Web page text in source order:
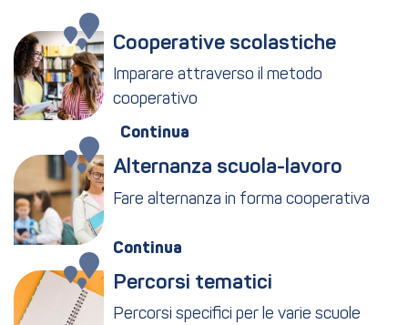
Cooperative scolastiche
Imparare attraverso il metodo
cooperativo
Alternanza scuola-lavoro
Fare alternanza in forma cooperativa
Percorsi tematici
Percorsi specifici per le varie scuole